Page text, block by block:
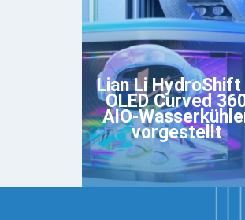
Lian Li HydroShift II
OLED Curved
AIO-
vorgestellt